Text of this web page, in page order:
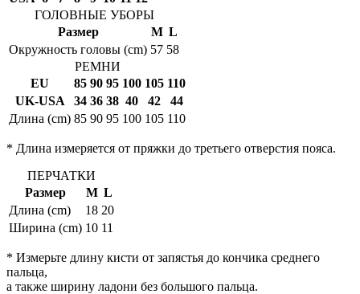
ГОЛОВНЫЕ УБОРЫ
Размер
M L
Окружность головы (cm) 57 58
РЕМНИ
EU
85 90 95 100 105 110
UK-USA
34 36 38 40 42
44
Длина (cm) 85 90 95 100 105 110
* Длина измеряется от пряжки до третьего отверстия пояса.
ПЕРЧАТКИ
Размер
M L
Длина (cm)
18 20
Ширина (cm) 10 11
* Измерьте длину кисти от запястья до кончика среднего
пальца,
а также ширину ладони без большого пальца.